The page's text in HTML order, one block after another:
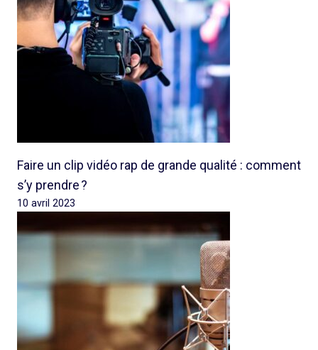
Faire un clip vidéo rap de grande qualité : comment
s’y prendre ?
10 avril 2023